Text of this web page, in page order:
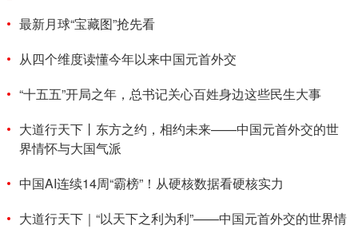
最新月球“宝藏图”抢先看
从四个维度读懂今年以来中国元首外交
“十五五”开局之年，总书记关心百姓身边这些民生大事
大道行天下丨东方之约，相约未来——中国元首外交的世
界情怀与大国气派
中国AI连续14周“霸榜”！从硬核数据看硬核实力
大道行天下｜“以天下之利为利”——中国元首外交的世界情